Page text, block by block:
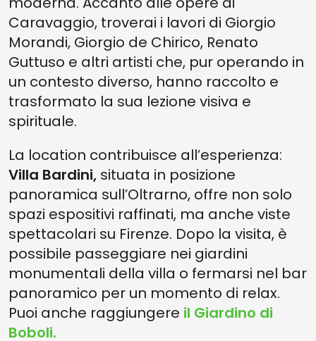
Caravaggio, troverai i lavori di Giorgio
Morandi, Giorgio de Chirico, Renato
Guttuso e altri artisti che, pur operando in
un contesto diverso, hanno raccolto e
trasformato la sua lezione visiva e
spirituale.
La location contribuisce all’esperienza:
Villa Bardini, situata in posizione
panoramica sull’Oltrarno, offre non solo
spazi espositivi raffinati, ma anche viste
spettacolari su Firenze. Dopo la visita, è
possibile passeggiare nei giardini
monumentali della villa o fermarsi nel bar
panoramico per un momento di relax.
Puoi anche raggiungere il Giardino di
Boboli.